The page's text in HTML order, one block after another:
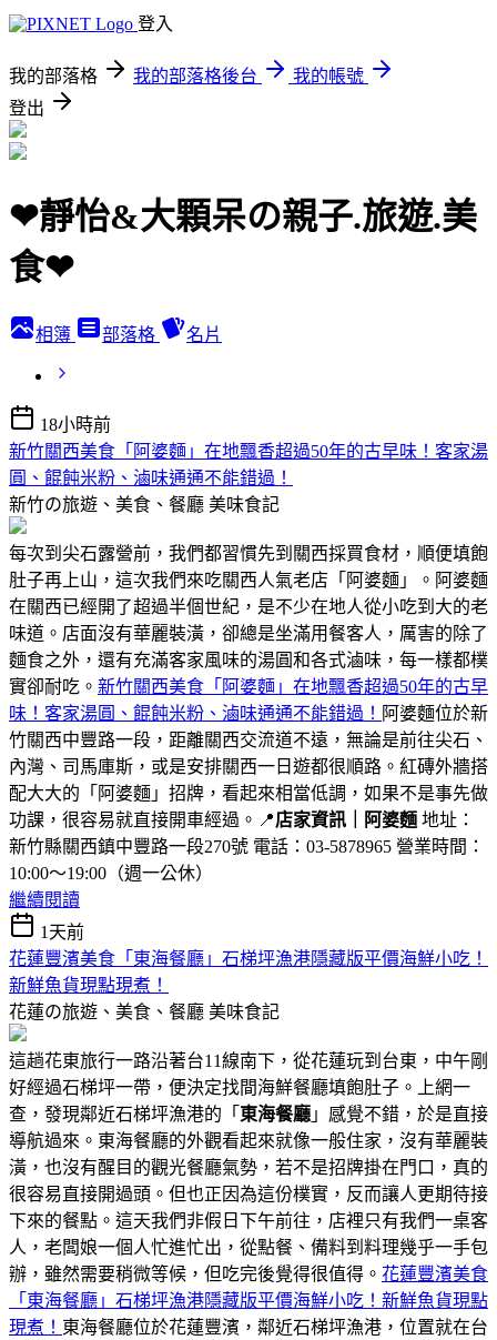
登入
我的部落格 我的部落格後台
我的帳號
登出
❤靜怡&大顆呆の親子.旅遊.美
食❤
相簿 部落格 名片
18小時前
新竹關西美食「阿婆麵」在地飄香超過50年的古早味！客家湯
圓、餛飩米粉、滷味通通不能錯過！
新竹の旅遊、美食、餐廳 美味食記
每次到尖石露營前，我們都習慣先到關西採買食材，順便填飽
肚子再上山，這次我們來吃關西人氣老店「阿婆麵」。阿婆麵
在關西已經開了超過半個世紀，是不少在地人從小吃到大的老
味道。店面沒有華麗裝潢，卻總是坐滿用餐客人，厲害的除了
麵食之外，還有充滿客家風味的湯圓和各式滷味，每一樣都樸
實卻耐吃。 新竹關西美食「阿婆麵」在地飄香超過50年的古早
味！客家湯圓、餛飩米粉、滷味通通不能錯過！ 阿婆麵位於新
竹關西中豐路一段，距離關西交流道不遠，無論是前往尖石、
內灣、司馬庫斯，或是安排關西一日遊都很順路。紅磚外牆搭
配大大的「阿婆麵」招牌，看起來相當低調，如果不是事先做
功課，很容易就直接開車經過。📍店家資訊｜阿婆麵 地址：
新竹縣關西鎮中豐路一段270號 電話：03-5878965 營業時間：
10:00～19:00（週一公休）
繼續閱讀
1天前
花蓮豐濱美食「東海餐廳」石梯坪漁港隱藏版平價海鮮小吃！
新鮮魚貨現點現煮！
花蓮の旅遊、美食、餐廳 美味食記
這趟花東旅行一路沿著台11線南下，從花蓮玩到台東，中午剛
好經過石梯坪一帶，便決定找間海鮮餐廳填飽肚子。上網一
查，發現鄰近石梯坪漁港的「 東海餐廳 」感覺不錯，於是直接
導航過來。東海餐廳的外觀看起來就像一般住家，沒有華麗裝
潢，也沒有醒目的觀光餐廳氣勢，若不是招牌掛在門口，真的
很容易直接開過頭。但也正因為這份樸實，反而讓人更期待接
下來的餐點。這天我們非假日下午前往，店裡只有我們一桌客
人，老闆娘一個人忙進忙出，從點餐、備料到料理幾乎一手包
辦，雖然需要稍微等候，但吃完後覺得很值得。 花蓮豐濱美食
「東海餐廳」石梯坪漁港隱藏版平價海鮮小吃！新鮮魚貨現點
現煮！ 東海餐廳位於花蓮豐濱，鄰近石梯坪漁港，位置就在台